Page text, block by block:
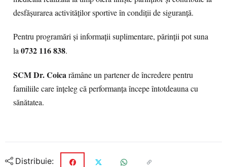
desfășurarea activităților sportive în condiții de siguranță.
Pentru programări și informații suplimentare, părinții pot suna
la0732 116 838.
SCM Dr. Coicarămâne un partener de încredere pentru
familiile care înțeleg că performanța începe întotdeauna cu
sănătatea.
Distribuie: